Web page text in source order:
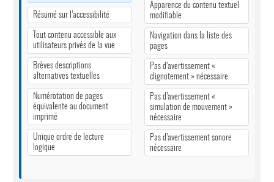
Résumé sur l’accessibilité
Tout contenu accessible aux
utilisateurs privés de la vue
Brèves descriptions
alternatives textuelles
Numérotation de pages
équivalente au document
imprimé
Unique ordre de lecture
logique
Apparence du contenu textuel
modifiable
Navigation dans la liste des
pages
Pas d’avertissement «
clignotement » nécessaire
Pas d’avertissement «
simulation de mouvement »
nécessaire
Pas d’avertissement sonore
nécessaire